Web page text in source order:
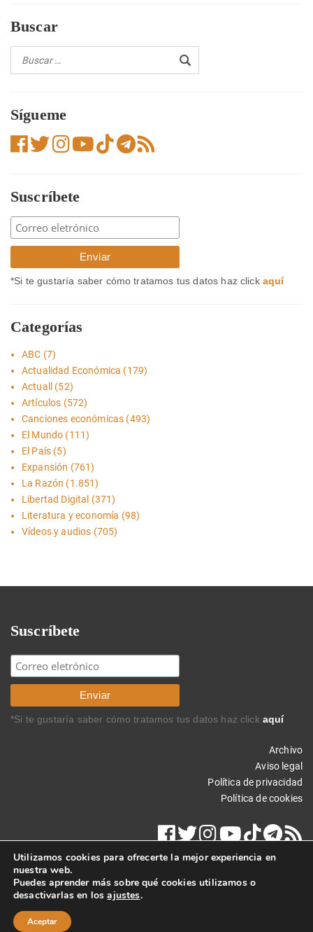
entradas
Buscar
Sígueme
Suscríbete
*Si te gustaría saber cómo tratamos tus datos haz click aquí
Categorías
ABC (7)
Actualidad Económica (179)
Actuall
(52)
Artículos (572)
Canciones económicas (493)
El Mundo (111)
El País (5)
Expansión (761)
La Razón (1.851)
Libertad Digital (371)
Literatura y economía (98)
Vídeos y audios (705)
Suscríbete
*Si te gustaría saber cómo tratamos tus datos haz click aquí
Archivo
Aviso legal
Política de privacidad
Política de cookies
Copyright © 2025 Carlos Rodríguez Braun. Todos los derechos
reservados.
Utilizamos cookies para ofrecerte la mejor experiencia en
nuestra web.
Puedes aprender más sobre qué cookies utilizamos o
desactivarlas en losajustes.
Aceptar